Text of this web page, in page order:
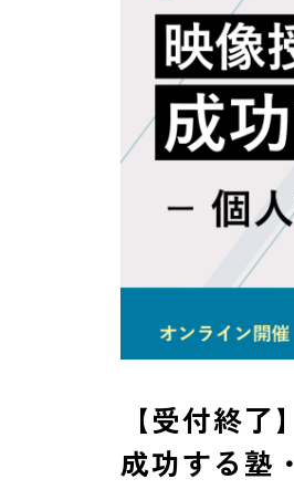
【受付終
成功する塾